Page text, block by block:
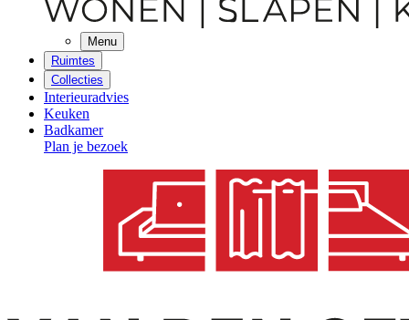
Menu
Ruimtes
Collecties
Interieuradvies
Keuken
Badkamer
Plan je bezoek